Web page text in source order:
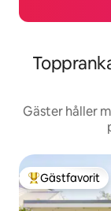
Gäster håller
Populär
Gästfavorit